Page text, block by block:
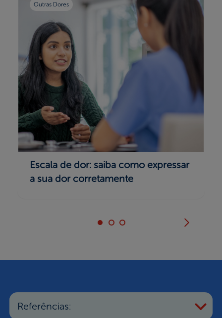
Outras Dores
Escala de dor: saiba como expressar
a sua dor corretamente
Referências: